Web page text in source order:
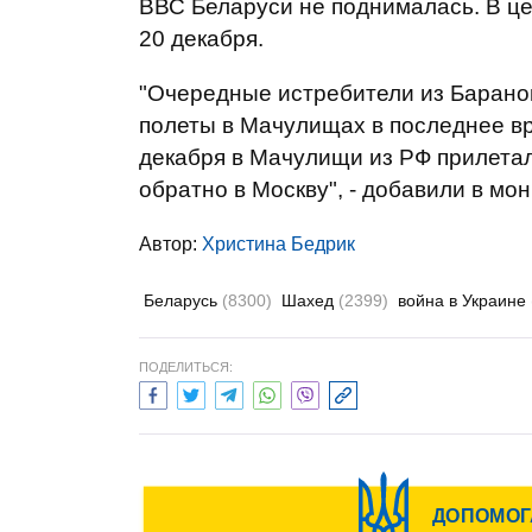
ВВС Беларуси не поднималась. В
20 декабря.
"Очередные истребители из
полеты в Мачулищах в последнее
декабря в Мачулищи из РФ
обратно в Москву", - добавили в
Автор: Христина Бедрик
Беларусь (8300) Шахед (2399) война в Украине
ПОДЕЛИТЬСЯ: